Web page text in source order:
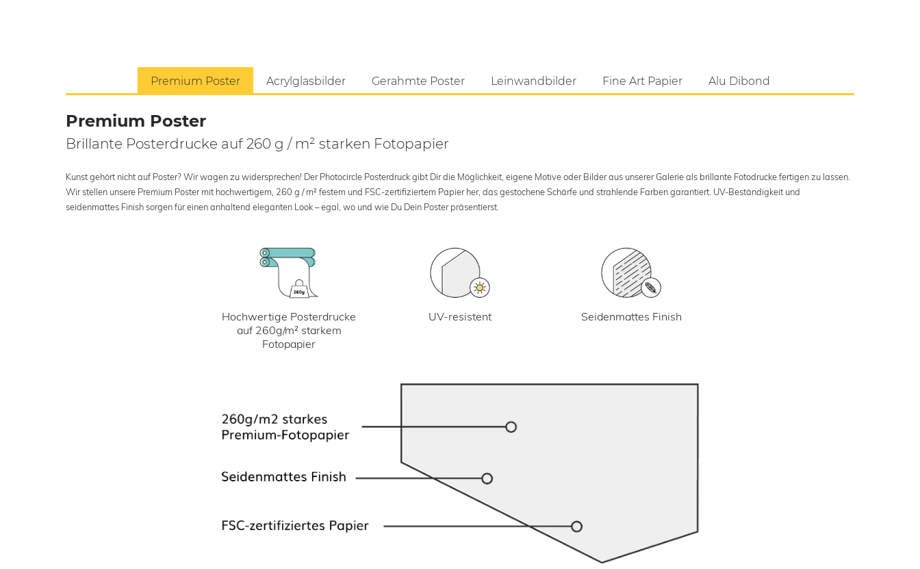
Premium Poster Acrylglasbilder Gerahmte Poster Leinwandbilder Fine Art Papier Alu Dibond
Premium Poster
Brillante Posterdrucke auf 260 g / m² starken Fotopapier
Kunst gehört nicht auf Poster? Wir wagen zu widersprechen! Der Photocircle Posterdruck gibt Dir die Möglichkeit, eigene Motive oder Bilder aus unserer Galerie als brillante Fotodrucke fertigen zu lassen.
Wir stellen unsere Premium Poster mit hochwertigem, 260 g / m² festem und FSC-zertifiziertem Papier her, das gestochene Schärfe und strahlende Farben garantiert. UV-Beständigkeit und
seidenmattes Finish sorgen für einen anhaltend eleganten Look – egal, wo und wie Du Dein Poster präsentierst.
Hochwertige Posterdrucke
auf 260g/m² starkem
Fotopapier
UV-resistent Seidenmattes Finish